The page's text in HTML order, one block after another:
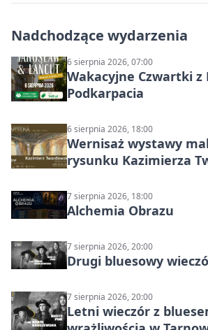
Nadchodzące wydarzenia
6 sierpnia 2026, 07:00
Wakacyjne Czwartki z
Podkarpacia
6 sierpnia 2026, 18:00
Wernisaż wystawy
rysunku Kazimierza
7 sierpnia 2026, 18:00
Alchemia Obrazu
7 sierpnia 2026, 20:00
Drugi bluesowy
7 sierpnia 2026, 20:00
Letni wieczór z